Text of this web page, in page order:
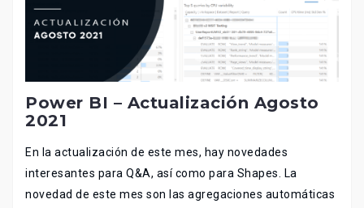
Power BI – Actualización Agosto
2021
En la actualización de este mes, hay novedades
interesantes para Q&A, así como para Shapes. La
novedad de este mes son las agregaciones automáticas